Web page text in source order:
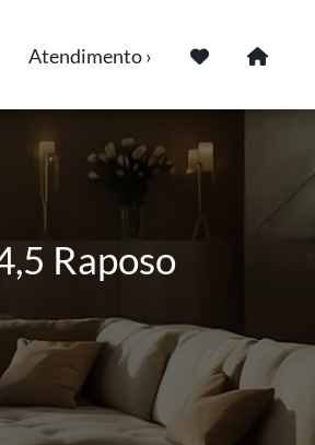
Atendimento ›
Raposo